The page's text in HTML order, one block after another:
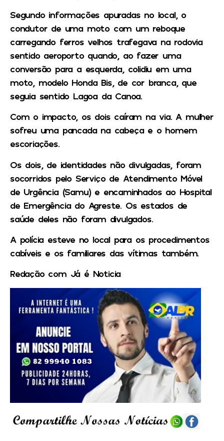
Segundo informações apuradas no local, o
condutor de uma moto com um reboque
carregando ferros velhos trafegava na rodovia
sentido aeroporto quando, ao fazer uma
conversão para a esquerda, colidiu em uma
moto, modelo Honda Bis, de cor branca, que
seguia sentido Lagoa da Canoa.
Com o impacto, os dois caíram na via. A mulher
sofreu uma pancada na cabeça e o homem
escoriações.
Os dois, de identidades não divulgadas, foram
socorridos pelo Serviço de Atendimento Móvel
de Urgência (Samu) e encaminhados ao Hospital
de Emergência do Agreste. Os estados de
saúde deles não foram divulgados.
A polícia esteve no local para os procedimentos
cabíveis e os familiares das vítimas também.
Redação com Já é Noticia